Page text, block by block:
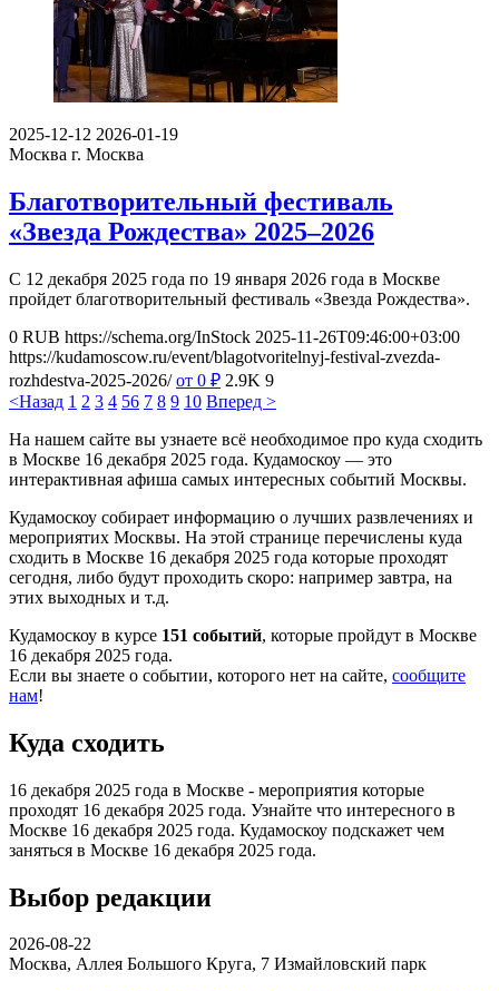
2025-12-12 2026-01-19
Москва г. Москва
Благотворительный фестиваль
«Звезда Рождества» 2025–2026
С 12 декабря 2025 года по 19 января 2026 года в Москве
пройдет благотворительный фестиваль «Звезда Рождества».
0 RUB https://schema.org/InStock 2025-11-26T09:46:00+03:00
https://kudamoscow.ru/event/blagotvoritelnyj-festival-zvezda-
rozhdestva-2025-2026/ от 0 ₽ 2.9K 9
<Назад 1 2 3 4 56 7 8 9 10 Вперед >
На нашем сайте вы узнаете всё необходимое про куда сходить
в Москве 16 декабря 2025 года. Кудамоскоу — это
интерактивная афиша самых интересных событий Москвы.
Кудамоскоу собирает информацию о лучших развлечениях и
мероприятих Москвы. На этой странице перечислены куда
сходить в Москве 16 декабря 2025 года которые проходят
сегодня, либо будут проходить скоро: например завтра, на
этих выходных и т.д.
Кудамоскоу в курсе 151 событий, которые пройдут в Москве
16 декабря 2025 года.
Если вы знаете о событии, которого нет на сайте, сообщите
нам!
Куда сходить
16 декабря 2025 года в Москве - мероприятия которые
проходят 16 декабря 2025 года. Узнайте что интересного в
Москве 16 декабря 2025 года. Кудамоскоу подскажет чем
заняться в Москве 16 декабря 2025 года.
Выбор редакции
2026-08-22
Москва, Аллея Большого Круга, 7 Измайловский парк